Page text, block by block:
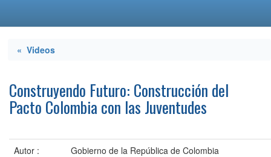
« Videos
Construyendo Futuro: Construcción del
Pacto Colombia con las Juventudes
Autor :
Gobierno de la República de Colombia